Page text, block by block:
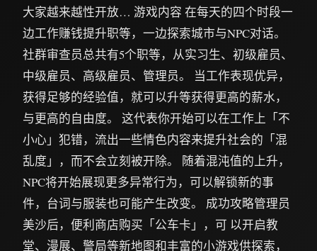
大家越来越性开放… 游戏内容 在每天的四个时段一
边工作赚钱提升职等，一边探索城市与NPC对话。
社群审查员总共有5个职等，从实习生、初级雇员、
中级雇员、高级雇员、管理员。 当工作表现优异，
获得足够的经验值，就可以升等获得更高的薪水，
与更高的自由度。 这代表你开始可以在工作上「不
小心」犯错，流出一些情色内容来提升社会的「混
乱度」，而不会立刻被开除。 随着混沌值的上升，
NPC将开始展现更多异常行为，可以解锁新的事
件，台词与服装也可能产生改变。 成功攻略管理员
美沙后，便利商店购买「公车卡」，可 以开启教
堂、漫展、警局等新地图和丰富的小游戏供探索，